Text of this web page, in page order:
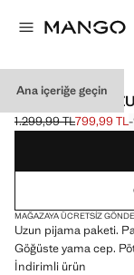
Ana içeriğe geçin
İKI PARÇALI
Üstü çizili ilk fiyat
1.299,99 TL
Güncel fiyat [799,99
799,99 TL
Bir renk seçin
MAĞAZAYA ÜCRETSIZ
Uzun pijama paketi.
Göğüste yama cep.
İndirimli ürün